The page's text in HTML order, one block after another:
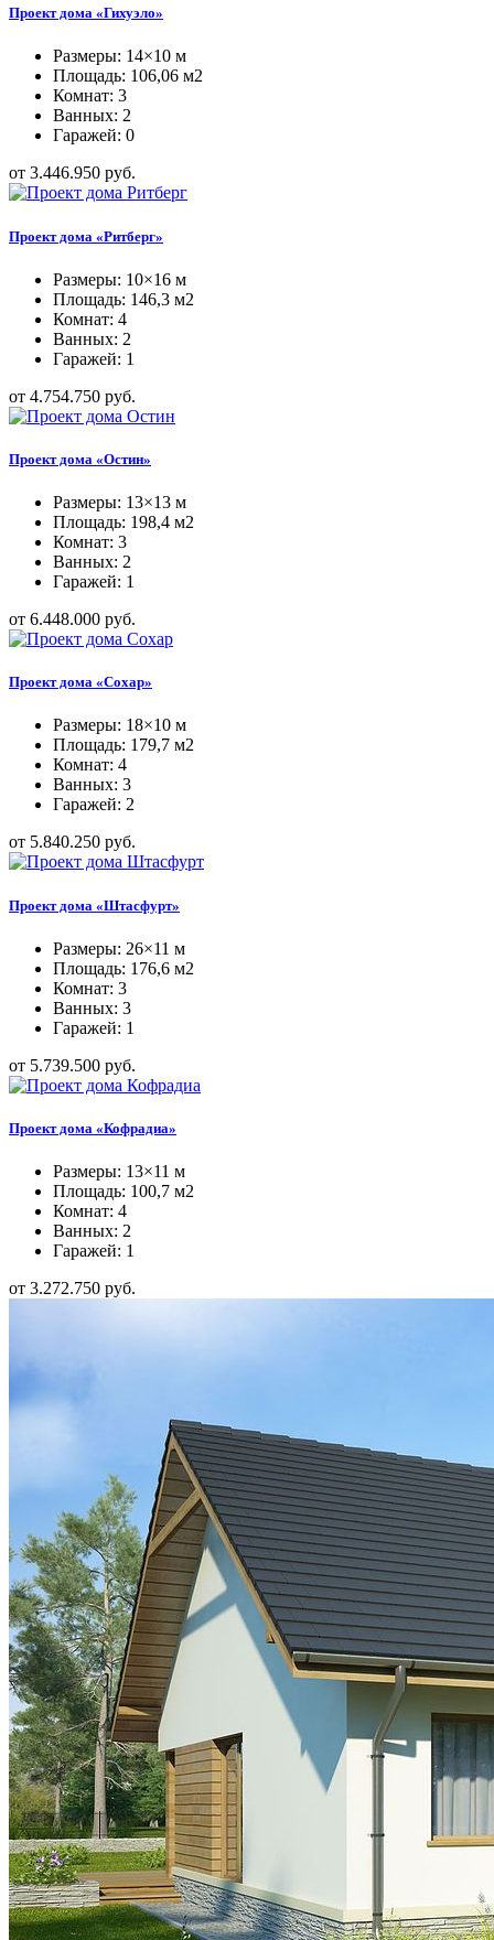
Проект дома «Гихуэло»
Размеры: 14×10 м
Площадь: 106,06 м2
Комнат: 3
Ванных: 2
Гаражей: 0
от 3.446.950 руб.
Проект дома «Ритберг»
Размеры: 10×16 м
Площадь: 146,3 м2
Комнат: 4
Ванных: 2
Гаражей: 1
от 4.754.750 руб.
Проект дома «Остин»
Размеры: 13×13 м
Площадь: 198,4 м2
Комнат: 3
Ванных: 2
Гаражей: 1
от 6.448.000 руб.
Проект дома «Сохар»
Размеры: 18×10 м
Площадь: 179,7 м2
Комнат: 4
Ванных: 3
Гаражей: 2
от 5.840.250 руб.
Проект дома «Штасфурт»
Размеры: 26×11 м
Площадь: 176,6 м2
Комнат: 3
Ванных: 3
Гаражей: 1
от 5.739.500 руб.
Проект дома «Кофрадиа»
Размеры: 13×11 м
Площадь: 100,7 м2
Комнат: 4
Ванных: 2
Гаражей: 1
от 3.272.750 руб.